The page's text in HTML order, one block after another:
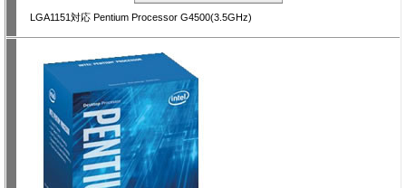
LGA1151対応 Pentium Processor G4500(3.5GHz)